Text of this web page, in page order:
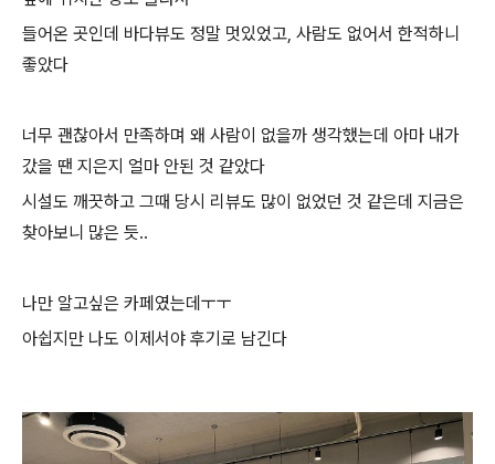
들어온 곳인데 바다뷰도 정말 멋있었고, 사람도 없어서 한적하니
좋았다
너무 괜찮아서 만족하며 왜 사람이 없을까 생각했는데 아마 내가
갔을 땐 지은지 얼마 안된 것 같았다
시설도 깨끗하고 그때 당시 리뷰도 많이 없었던 것 같은데 지금은
찾아보니 많은 듯..
나만 알고싶은 카페였는데ㅜㅜ
아쉽지만 나도 이제서야 후기로 남긴다